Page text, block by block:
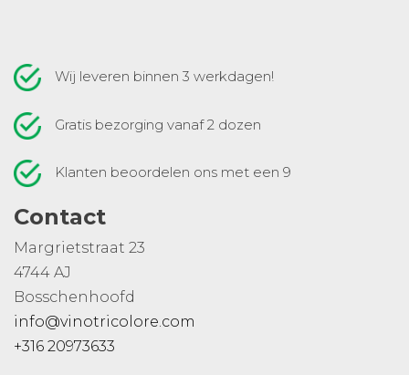
Wij leveren binnen 3 werkdagen!
Gratis bezorging vanaf 2 dozen
Klanten beoordelen ons met een 9
Contact
Margrietstraat 23
4744 AJ
Bosschenhoofd
info@vinotricolore.com
+316 20973633